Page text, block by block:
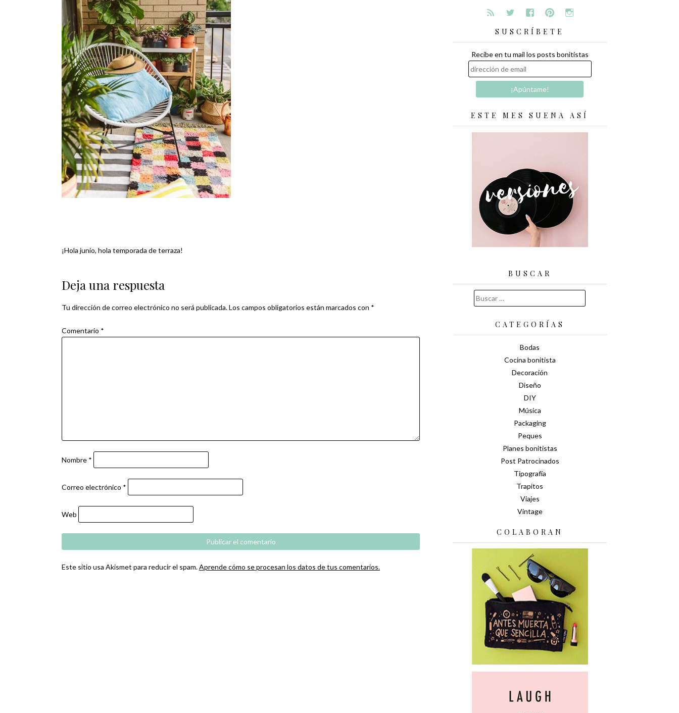
Navegación
de
entradas
¡Hola junio, hola temporada de terraza!
Deja una respuesta
Tu dirección de correo electrónico no será publicada.Los campos obligatorios están marcados con *
Comentario *
Nombre *
Correo electrónico *
Web
Este sitio usa Akismet para reducir el spam.Aprende cómo se procesan los datos de tus comentarios.
SUSCRÍBETE
Recibe en tu mail los posts bonitistas
ESTE MES SUENA ASÍ
BUSCAR
Buscar:
CATEGORÍAS
Bodas
Cocina bonitista
Decoración
Diseño
DIY
Música
Packaging
Peques
Planes bonitistas
Post Patrocinados
Tipografía
Trapitos
Viajes
Vintage
COLABORAN